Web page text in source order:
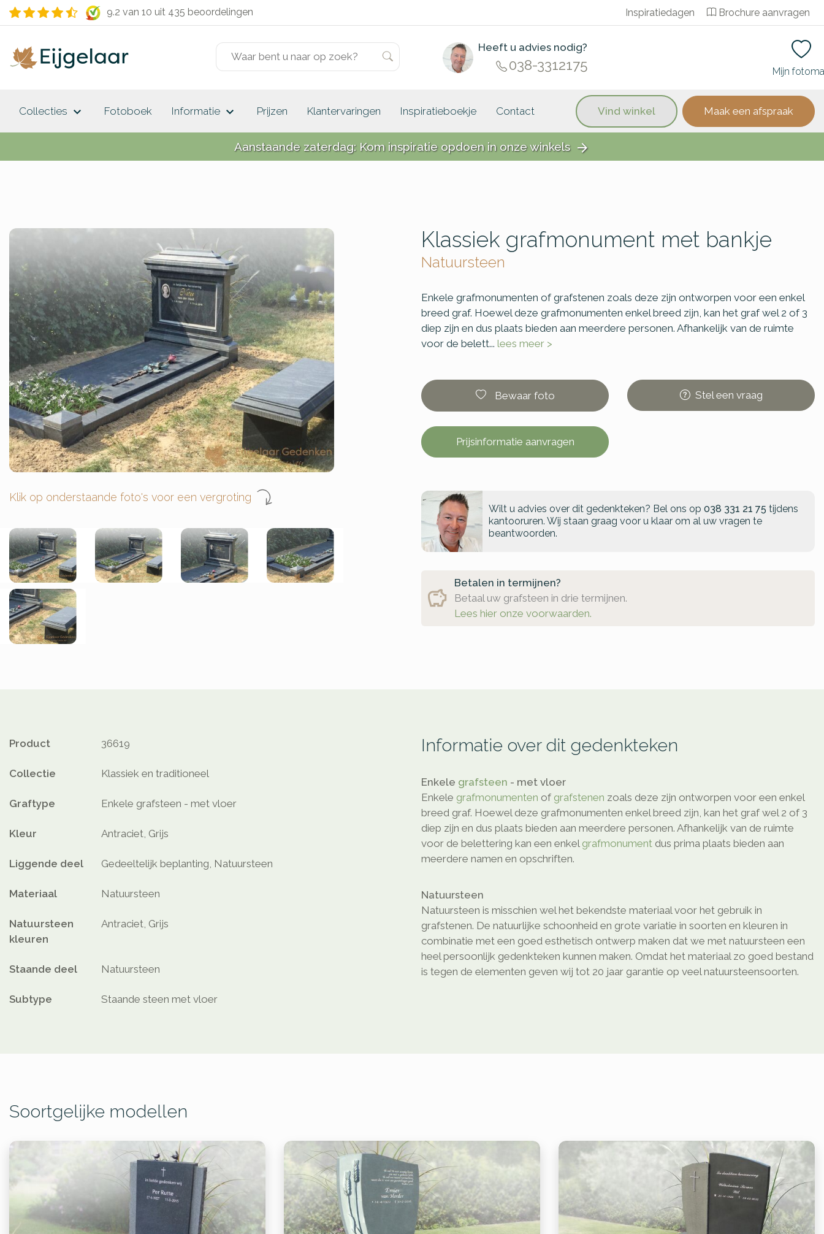
9.2 van 10 uit 435 beoordelingen Inspiratiedagen Brochure aanvragen
Heeft u advies nodig?
038-3312175 Mijn
Collecties keyboard_arrow_down Fotoboek Informatie keyboard_arrow_down Prijzen Klantervaringen Inspiratieboekje Contact Vind winkel Maak een afspraak
Aanstaande zaterdag: Kom inspiratie opdoen in onze winkels arrow_forward
Klik op onderstaande foto's voor een vergroting
Klassiek grafmonument met bankje
Natuursteen
Enkele grafmonumenten of grafstenen zoals deze zijn ontworpen voor een enkel
breed graf. Hoewel deze grafmonumenten enkel breed zijn, kan het graf wel 2 of 3
diep zijn en dus plaats bieden aan meerdere personen. Afhankelijk van de ruimte
voor de belett... lees meer >
Bewaar foto Steleen vraag
Prijsinformatie aanvragen
Wilt u advies over dit gedenkteken? Bel ons op 038 331 21 75 tijdens
kantooruren. Wij staan graag voor u klaar om al uw vragen te
beantwoorden.
Betalen in termijnen?
Betaal uw grafsteen in drie termijnen.
Lees hier onze voorwaarden.
Product 36619
Collectie Klassiek en traditioneel
Graftype Enkele grafsteen - met vloer
Kleur Antraciet, Grijs
Liggende deel Gedeeltelijk beplanting, Natuursteen
Materiaal Natuursteen
Natuursteen
kleuren
Antraciet, Grijs
Staande deel Natuursteen
Subtype Staande steen met vloer
Informatie over dit gedenkteken
Enkele grafsteen - met vloer
Enkele grafmonumenten of grafstenen zoals deze zijn ontworpen voor een enkel
breed graf. Hoewel deze grafmonumenten enkel breed zijn, kan het graf wel 2 of 3
diep zijn en dus plaats bieden aan meerdere personen. Afhankelijk van de ruimte
voor de belettering kan een enkel grafmonument dus prima plaats bieden aan
meerdere namen en opschriften.
Natuursteen
Natuursteen is misschien wel het bekendste materiaal voor het gebruik in
grafstenen. De natuurlijke schoonheid en grote variatie in soorten en kleuren in
combinatie met een goed esthetisch ontwerp maken dat we met natuursteen een
heel persoonlijk gedenkteken kunnen maken. Omdat het materiaal zo goed bestand
is tegen de elementen geven wij tot 20 jaar garantie op veel natuursteensoorten.
Soortgelijke modellen